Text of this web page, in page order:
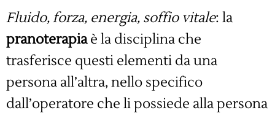
Fluido, forza, energia, soffio vitale: la
pranoterapiaè la disciplina che
trasferisce questi elementi da una
persona all’altra, nello specifico
dall’operatore che li possiede alla persona